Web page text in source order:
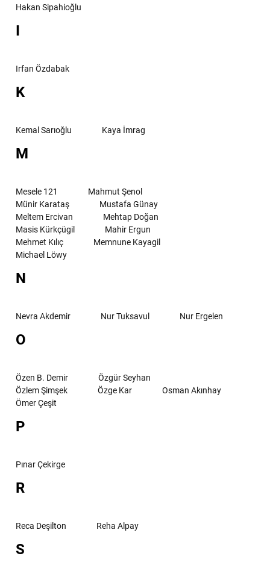
Hakan Sipahioğlu
I
Irfan Özdabak
K
Kemal Sarıoğlu Kaya İmrag
M
Mesele 121
Mahmut Şenol
Münir Karataş
Mustafa Günay
Meltem Ercivan
Mehtap Doğan
Masis Kürkçügil
Mahir Ergun
Mehmet Kılıç
Memnune Kayagil
Michael Löwy
N
Nevra Akdemir Nur Tuksavul Nur Ergelen
O
Özen B. Demir
Özgür Seyhan
Özlem Şimşek
Özge Kar
Osman Akınhay
Ömer Çeşit
P
Pınar Çekirge
R
Reca Deşilton Reha Alpay
S